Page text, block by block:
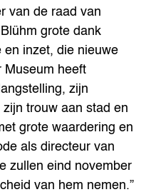
van de raad van
grote dank
inzet, die nieuwe
heeft
zijn
trouw aan stad en
grote waardering en
als directeur van
zullen eind november
van hem nemen.”